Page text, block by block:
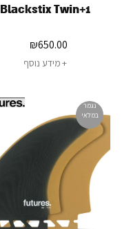
Blackstix Twin+1
₪650.00
מידע נוסף
נגמר
במלאי